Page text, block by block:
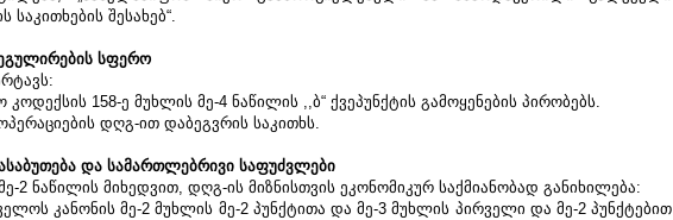
შესახებ“.
სფერო
158-ე მუხლის მე-4 ნაწილის ,,ბ“ ქვეპუნქტის გამოყენების პირობებს.
დღგ-ით დაბეგვრის საკითხს.
და სამართლებრივი საფუძვლები
2 ნაწილის მიხედვით, დღგ-ის მიზნისთვის ეკონომიკურ საქმიანობად განიხილება:
კანონის მე-2 მუხლის მე-2 პუნქტითა და მე-3 მუხლის პირველი და მე-2 პუნქტებით